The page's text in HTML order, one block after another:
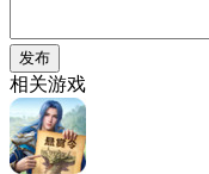
发布
相关游戏